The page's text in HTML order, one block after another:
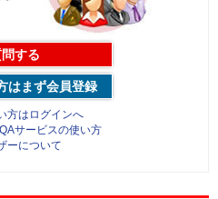
する
はまず会員登録
方はログインへ
サービスの使い方
ーについて